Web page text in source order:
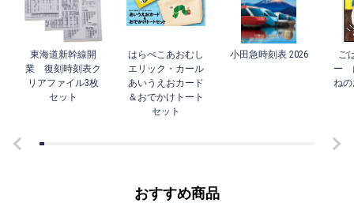
東海道新幹線開
業 復刻時刻表ク
リアファイル3枚
セット
はらぺこあおむし
エリック・カール
あいうえおカード
＆おでかけトート
セット
小田急時刻表 2026
ご
ー
ね
おすすめ商品